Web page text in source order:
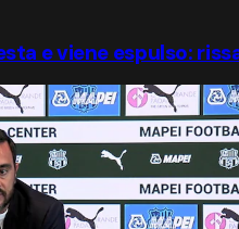
e viene espulso: